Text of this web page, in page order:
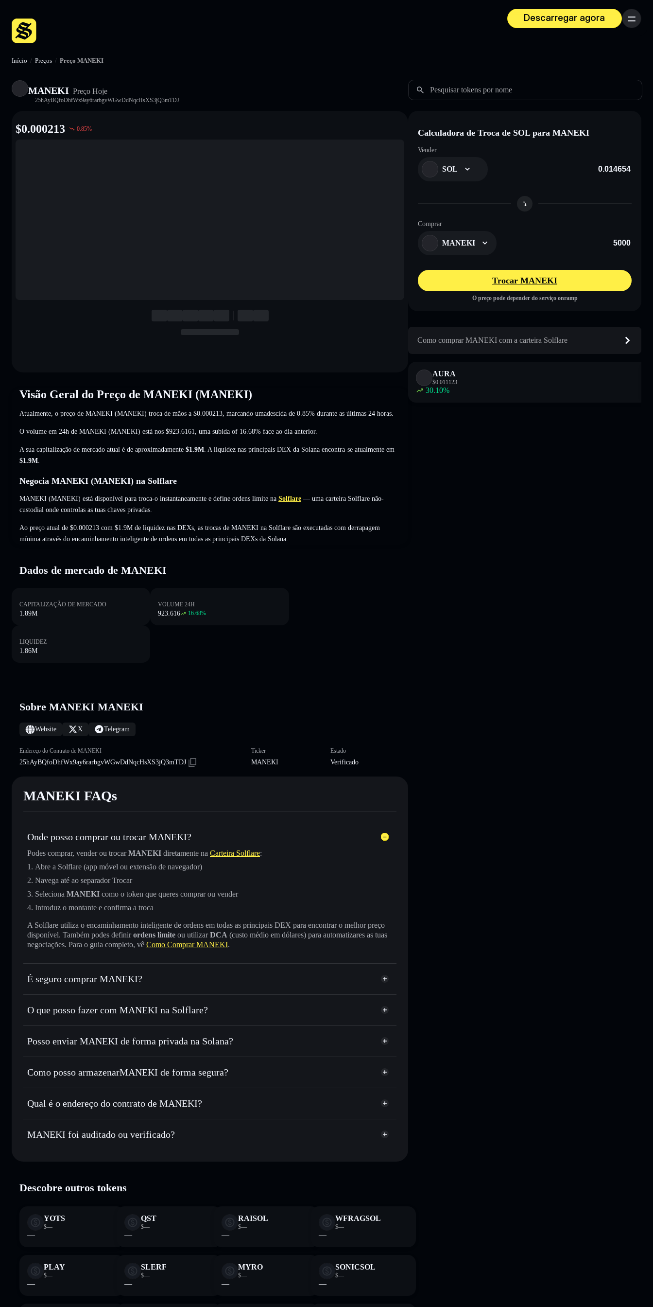
Descarregar agora
Menu
Início / Preços / Preço MANEKI
MANEKI Preço Hoje
25hAyBQfoDhfWx9ay6rarbgvWGwDdNqcHsXS3jQ3mTDJ
Pesquisar tokens por nome
$0.000213 0.85%
Visão Geral do Preço de MANEKI (MANEKI)
Atualmente, o preço de MANEKI (MANEKI) troca de mãos a $0.000213 , marcando umadescida de 0.85% durante as últimas 24 horas.
O volume em 24h de MANEKI (MANEKI) está nos $923.6161 uma subida of 16.68% face ao dia anterior.
A sua capitalização de mercado atual é de aproximadamente $1.9M . A liquidez nas principais DEX da Solana encontra-se atualmente em
$1.9M
Negocia MANEKI (MANEKI) na Solflare
MANEKI (MANEKI) está disponível para troca-o instantaneamente e define ordens limite na Solflare — uma carteira Solflare não-
custodial onde controlas as tuas chaves privadas.
Ao preço atual de $0.000213 com $1.9M de liquidez nas DEXs, as trocas de MANEKI na Solflare são executadas com derrapagem
mínima através do encaminhamento inteligente de ordens em todas as principais DEXs da Solana.
Dados de mercado de MANEKI
CAPITALIZAÇÃO DE MERCADO
1.89M
VOLUME 24H
923.616 16.68%
LIQUIDEZ
1.86M
Sobre MANEKI MANEKI
Website X Telegram
Endereço do Contrato de MANEKI
25hAyBQfoDhfWx9ay6rarbgvWGwDdNqcHsXS3jQ3mTDJ
Ticker
MANEKI
Estado
Verificado
MANEKI FAQs
Onde posso comprar ou trocar MANEKI?
Podes comprar, vender ou trocarMANEKI diretamente na Carteira Solflare:
Abre a Solflare (app móvel ou extensão de navegador)
Navega até ao separador Trocar
Seleciona MANEKI como o token que queres comprar ou vender
Introduz o montante e confirma a troca
A Solflare utiliza o encaminhamento inteligente de ordens em todas as principais DEX para encontrar o melhor preço
disponível. Também podes definirordens limite ou utilizarDCA (custo médio em dólares) para automatizares as tuas
negociações. Para o guia completo, vê Como Comprar MANEKI.
É seguro comprar MANEKI?
MANEKI token verificado
O que posso fazer com MANEKI na Solflare?
MANEKI
Carteira Solflare
Trocar instantaneamente — trocar MANEKI por SOL, USDC ou milhares de outros tokens Solana com
Utilizar DCA— investir de forma faseada ao longo do tempo em MANEKI
Enviar de forma privada— transferir MANEKI sem associar publicamente as carteiras usando o Agregador de
Privacidade integrado da Solflare
Posso enviar MANEKI de forma privada na Solana?
Carteira Solflare
Agregador de Privacidade
Como posso armazenarMANEKI de forma segura?
MANEKI carteira não-custodial Solflare
Qual é o endereço do contrato de MANEKI?
MANEKI
25hAyBQfoDhfWx9ay6rarbgvWGwDdNqcHsXS3jQ3mTDJ
MANEKI foi auditado ou verificado?
Descobre outros tokens
YOTS
$—
—
QST
$—
—
RAISOL
$—
—
WFRAGSOL
$—
—
PLAY
$—
—
SLERF
$—
—
MYRO
$—
—
SONICSOL
$—
—
Calculadora de Troca de SOL para MANEKI
Vender
SOL
Comprar
MANEKI
Trocar MANEKI
O preço pode depender do serviço onramp
Como comprar MANEKI com a carteira Solflare
AURA
$0.011123
30.10%